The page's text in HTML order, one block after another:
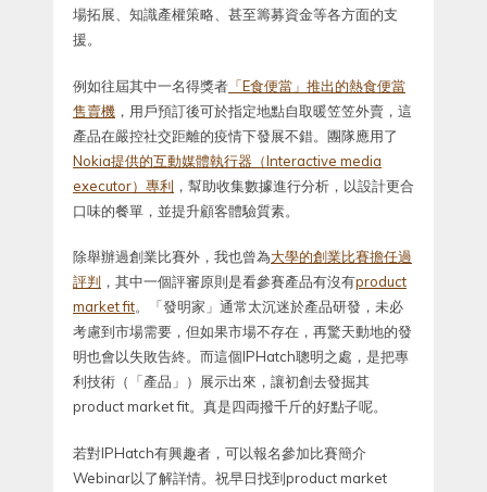
場拓展、知識產權策略、甚至籌募資金等各方面的支
援。
例如往屆其中一名得獎者 「E食便當」推出的熱食便當
售賣機 ，用戶預訂後可於指定地點自取暖笠笠外賣，這
產品在嚴控社交距離的疫情下發展不錯。團隊應用了
Nokia提供的互動媒體執行器（Interactive media
executor）專利 ，幫助收集數據進行分析，以設計更合
口味的餐單，並提升顧客體驗質素。
除舉辦過創業比賽外，我也曾為大學的創業比賽擔任過
評判 ，其中一個評審原則是看參賽產品有沒有product
market fit。「發明家」通常太沉迷於產品研發，未必
考慮到市場需要，但如果市場不存在，再驚天動地的發
明也會以失敗告終。而這個IPHatch聰明之處，是把專
利技術（「產品」）展示出來，讓初創去發掘其
product market fit。真是四両撥千斤的好點子呢。
若對IPHatch有興趣者，可以報名參加比賽簡介
Webinar以了解詳情。祝早日找到product market